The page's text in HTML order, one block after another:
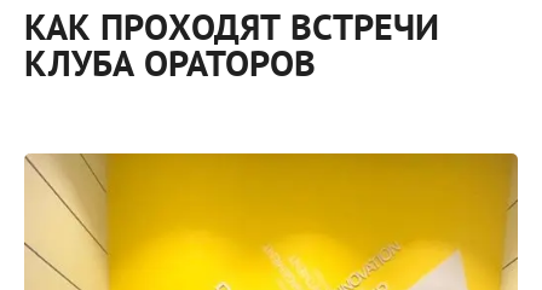
КАК ПРОХОДЯТ ВСТРЕЧИ
КЛУБА ОРАТОРОВ